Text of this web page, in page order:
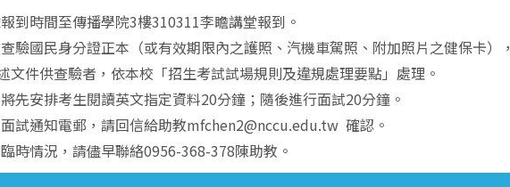
到時間至傳播學院3樓310311李瞻講堂報到。
國民身分證正本（或有效期限內之護照、汽機車駕照、附加照片之健保卡），
供查驗者，依本校「招生考試試場規則及違規處理要點」處理。
先安排考生閱讀英文指定資料20分鐘；隨後進行面試20分鐘。
試通知電郵，請回信給助教mfchen2@nccu.edu.tw 確認。
時情況，請儘早聯絡0956-368-378陳助教。